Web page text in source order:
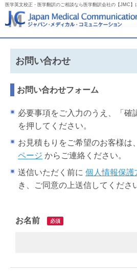
医学英文校正・医学翻訳のご相談なら医学翻訳会社の【JMC】
お問い合わせ
お問い合わせフォーム
必要事項をご入力のうえ、「確
を押してください。
お見積もりをご希望のお客様は、
ページ からご連絡ください。
送信いただく前に 個人情報保護
き、ご同意の上送信してくださ
お名前 必須